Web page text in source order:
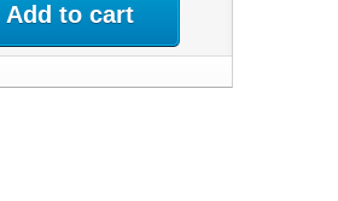
Add to cart